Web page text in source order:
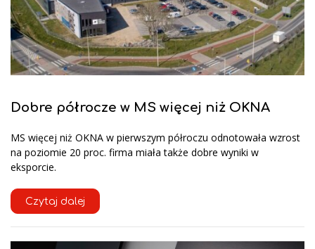
Dobre półrocze w MS więcej niż OKNA
MS więcej niż OKNA w pierwszym półroczu odnotowała wzrost
na poziomie 20 proc. firma miała także dobre wyniki w
eksporcie.
Czytaj dalej